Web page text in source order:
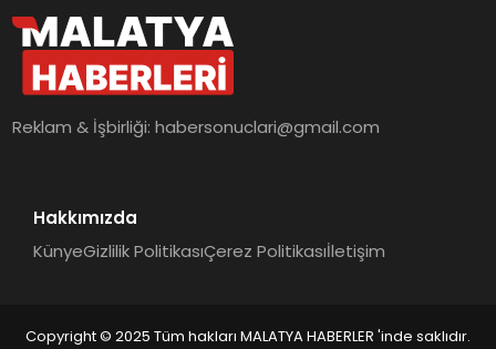
Reklam & İşbirliği:habersonuclari@gmail.com
Hakkımızda
KünyeGizlilik PolitikasıÇerez Politikasıİletişim
Copyright © 2025 Tüm hakları MALATYA HABERLER 'inde saklıdır.